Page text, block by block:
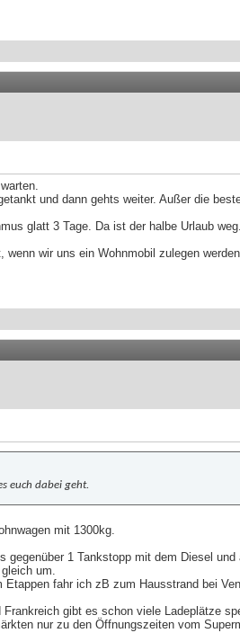
und dann gehts weiter. Außer die
glatt 3 Tage. Da ist der halbe Urlaub
wir uns ein Wohnmobil zulegen
euch dabei geht.
mit 1300kg.
1 Tankstopp mit dem Diesel
um.
fahr ich zB zum Hausstrand bei
gibt es schon viele Ladeplätze
nur zu den Öffnungszeiten vom